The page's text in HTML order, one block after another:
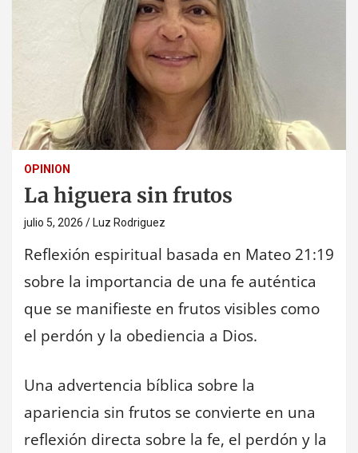
OPINION
La higuera sin frutos
julio 5, 2026 Luz Rodriguez
Reflexión espiritual basada en Mateo 21:19
sobre la importancia de una fe auténtica
que se manifieste en frutos visibles como
el perdón y la obediencia a Dios.
Una advertencia bíblica sobre la
apariencia sin frutos se convierte en una
reflexión directa sobre la fe, el perdón y la